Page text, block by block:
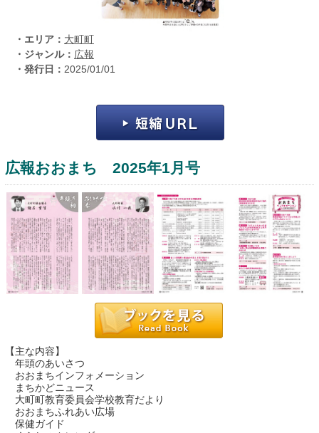
佐賀ワード
・エリア： 大町町
・ジャンル： 広報
・発行日： 2025/01/01
広報おおまち 2025年1月号
【主な内容】
年頭のあいさつ
おおまちインフォメーション
まちかどニュース
大町町教育委員会学校教育だより
おおまちふれあい広場
保健ガイド
↓↓ ebooks専用本棚 ↓↓
運営：福博印刷
saga ebooksとは
ご利用ガイド
よくある質問
サイトマップ
お問い合わせ